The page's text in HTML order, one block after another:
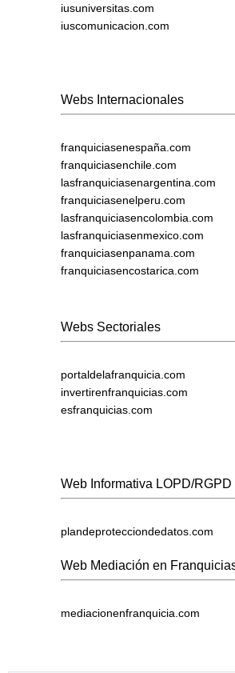
iusuniversitas.com
iuscomunicacion.com
Webs Internacionales
franquiciasenespaña.com
franquiciasenchile.com
lasfranquiciasenargentina.com
franquiciasenelperu.com
lasfranquiciasencolombia.com
lasfranquiciasenmexico.com
franquiciasenpanama.com
franquiciasencostarica.com
Webs Sectoriales
portaldelafranquicia.com
invertirenfranquicias.com
esfranquicias.com
Web Informativa LOPD/RGPD
plandeprotecciondedatos.com
Web Mediación en
mediacionenfranquicia.com